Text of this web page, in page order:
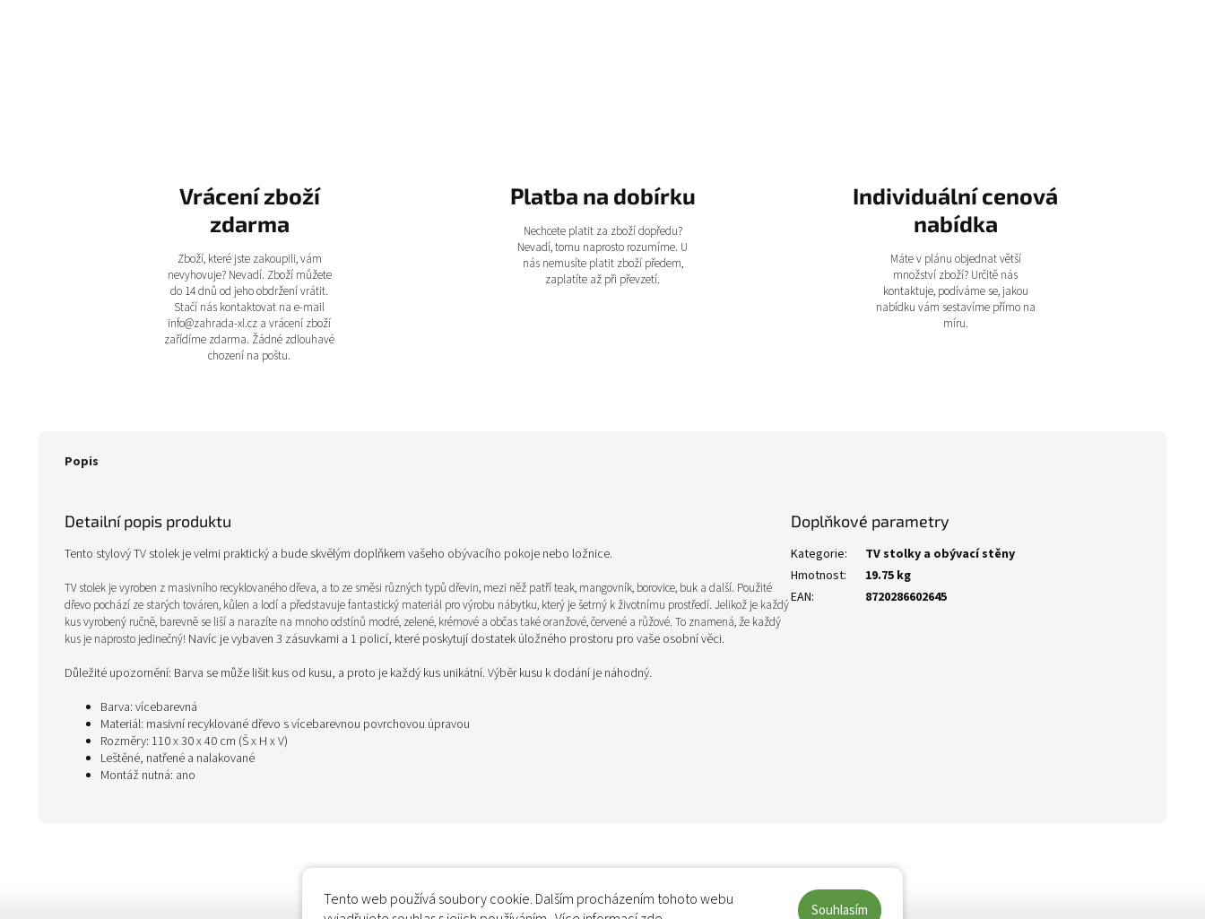
Tento web používá soubory cookie. Dalším procházením tohoto webu
Souhlasím
Vrácení zboží
zdarma
Zboží, které jste zakoupili, vám
nevyhovuje? Nevadí. Zboží můžete
do 14 dnů od jeho obdržení vrátit.
Stačí nás kontaktovat na e-mail
info@zahrada-xl.cz a vrácení zboží
zařídíme zdarma. Žádné zdlouhavé
chození na poštu.
Platba na dobírku
Nechcete platit za zboží dopředu?
Nevadí, tomu naprosto rozumíme. U
nás nemusíte platit zboží předem,
zaplatíte až při převzetí.
Individuální cenová
nabídka
Máte v plánu objednat větší
množství zboží? Určitě nás
kontaktuje, podíváme se, jakou
nabídku vám sestavíme přímo na
míru.
Popis
Detailní popis produktu
Tento stylový TV stolek je velmi praktický a bude skvělým doplňkem vašeho obývacího pokoje nebo ložnice.
TV stolek je vyroben z masivního recyklovaného dřeva, a to ze směsi různých typů dřevin, mezi něž patří teak, mangovník, borovice, buk a další. Použité
dřevo pochází ze starých továren, kůlen a lodí a představuje fantastický materiál pro výrobu nábytku, který je šetrný k životnímu prostředí. Jelikož je každý
kus vyrobený ručně, barevně se liší a narazíte na mnoho odstínů modré, zelené, krémové a občas také oranžové, červené a růžové. To znamená, že každý
kus je naprosto jedinečný! Navíc je vybaven 3 zásuvkami a 1 policí, které poskytují dostatek úložného prostoru pro vaše osobní věci.
Důležité upozornění: Barva se může lišit kus od kusu, a proto je každý kus unikátní. Výběr kusu k dodání je náhodný.
Barva: vícebarevná
Materiál: masivní recyklované dřevo s vícebarevnou povrchovou úpravou
Rozměry: 110 x 30 x 40 cm (Š x H x V)
Leštěné, natřené a nalakované
Montáž nutná: ano
Doplňkové parametry
Kategorie:
TV stolky a obývací stěny
Hmotnost:
19.75 kg
EAN: 8720286602645